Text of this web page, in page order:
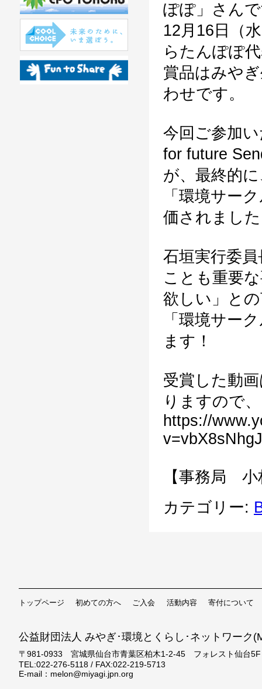
ぽぽ」さん
12月16日（
らたんぽぽ
賞品はみや
わせです。
今回ご参加
for future
が、最終的
「環境サー
価されまし
石垣実行委
ことも重要
欲しい」と
「環境サー
ます！
受賞した動
りますので
https://
【事務局 小
カテゴリー:
トップページ 初めての方へ ご入会 活動内容 寄付について
公益財団法人 みやぎ･環境とくらし･ネットワーク
〒981-0933 宮城県仙台市青葉区柏木1-2-45 フォレスト仙台5F
TEL:022-276-5118 / FAX:022-219-5713
E-mail：melon@miyagi.jpn.org